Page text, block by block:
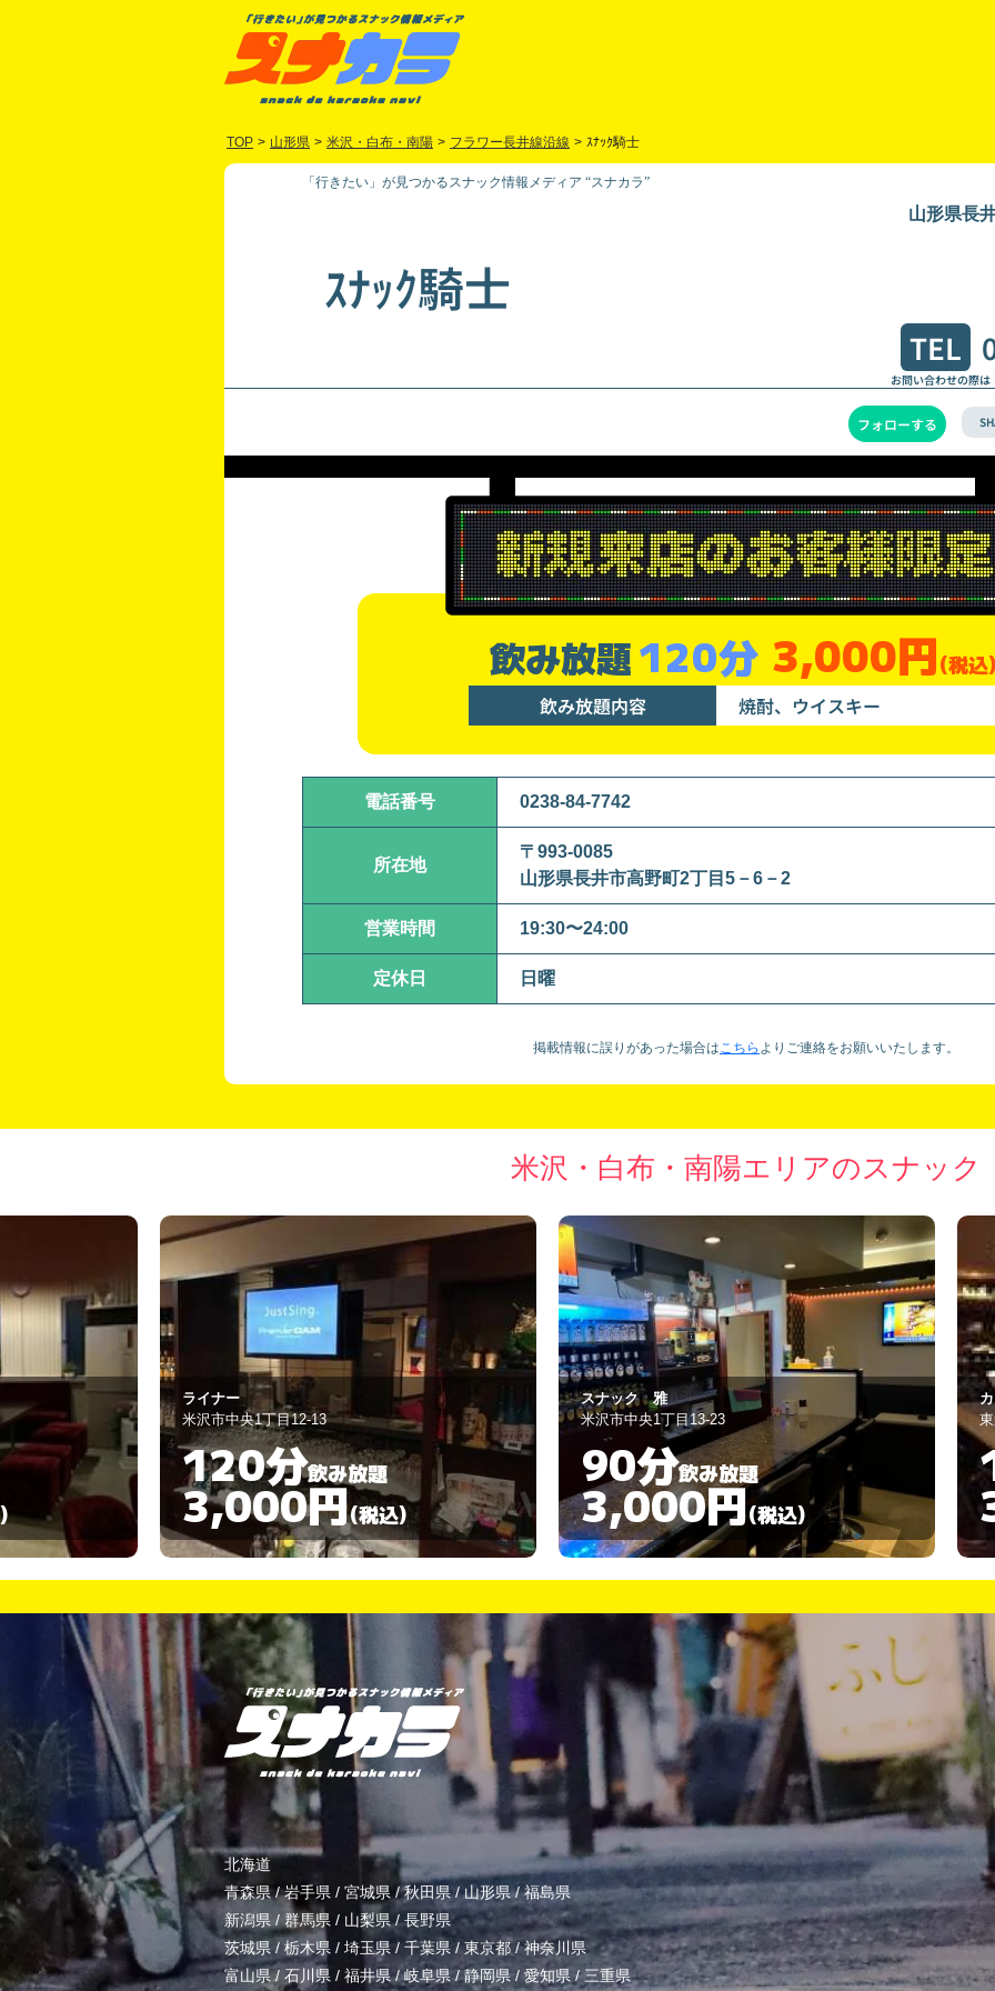
TOP > 山形県 > 米沢・白布・南陽 > フラワー長井線沿線 > ｽﾅｯｸ騎士
「行きたい」が見つかるスナック情報メディア “スナカラ”
山形県長
ｽﾅｯｸ騎士
TEL
お問い合わせの際
フォローする
飲み放題120分 3,000円(税込
飲み放題内容 焼酎、ウイスキー
電話番号 0238-84-7742
所在地
〒993-0085
山形県長井市高野町2丁目5－6－2
営業時間 19:30〜24:00
定休日 日曜
掲載情報に誤りがあった場合はこちら より ご連絡をお願いいたします。
米沢・白布・南陽エリアのスナック
スナック 雅
米沢市中央1丁目13-23
90分飲み放題
3,000円(税込)
カフェドパブ ママリンゴ
東置賜郡高畠町福沢165-3
120分飲み放題
3,000円(税込)
北海道
青森県/岩手県 / 宮城県 /秋田県 /山形県/福島県
新潟県 / 群馬県 / 山梨県/長野県
茨城県 / 栃木県 / 埼玉県/ 千葉県 /東京都/神奈川県
富山県/ 石川県 / 福井県/岐阜県/静岡県/ 愛知県 / 三重県